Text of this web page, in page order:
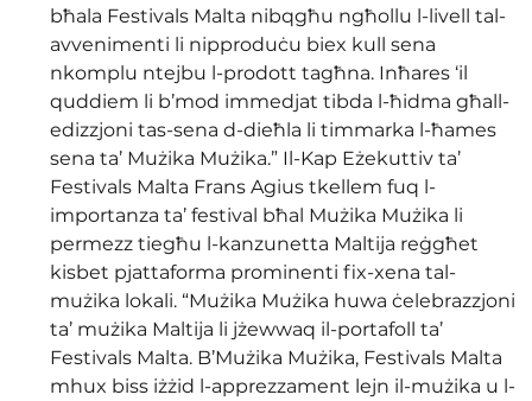
bħala Festivals Malta nibqgħu ngħollu l-livell tal-
avvenimenti li nipproduċu biex kull sena
nkomplu ntejbu l-prodott tagħna. Inħares ‘il
quddiem li b’mod immedjat tibda l-ħidma għall-
edizzjoni tas-sena d-dieħla li timmarka l-ħames
sena ta’ Mużika Mużika.” Il-Kap Eżekuttiv ta’
Festivals Malta Frans Agius tkellem fuq l-
importanza ta’ festival bħal Mużika Mużika li
permezz tiegħu l-kanzunetta Maltija reġgħet
kisbet pjattaforma prominenti fix-xena tal-
mużika lokali. “Mużika Mużika huwa ċelebrazzjoni
ta’ mużika Maltija li jżewwaq il-portafoll ta’
Festivals Malta. B’Mużika Mużika, Festivals Malta
mhux biss iżżid l-apprezzament lejn il-mużika u l-